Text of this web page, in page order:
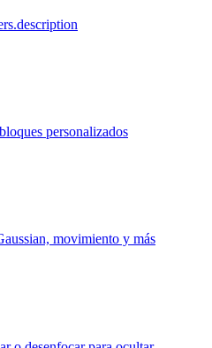
personalizados
movimiento y más